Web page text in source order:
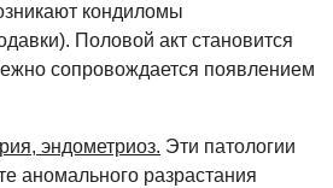
кондиломы
Половой акт становится
сопровождается появлением
эндометриоз. Эти патологии
аномального разрастания